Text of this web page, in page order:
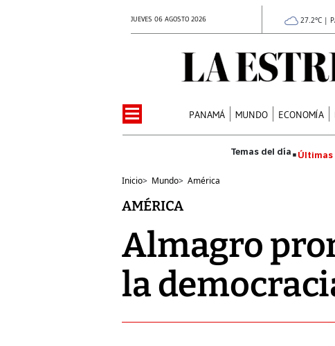
JUEVES 06 AGOSTO 2026 27.2°C |
PANAMÁ MUNDO ECONOMÍA
Inicio> Mundo> América
AMÉRICA
Almagro
la